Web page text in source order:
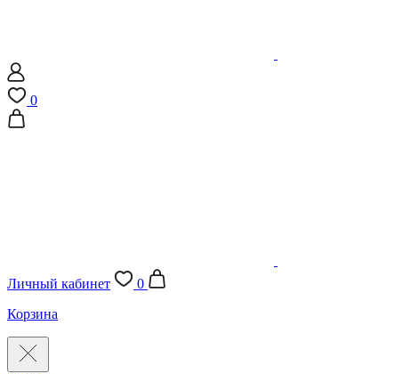
0
Личный кабинет
0
Корзина